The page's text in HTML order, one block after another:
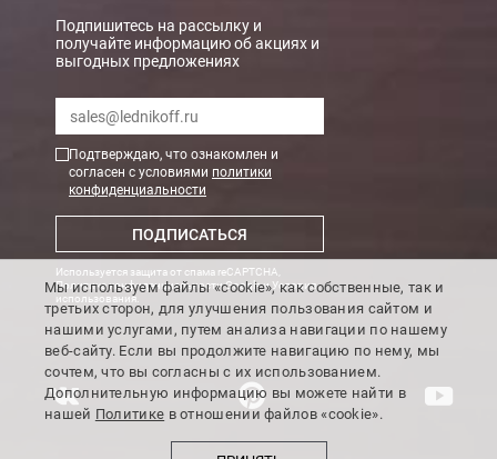
Подпишитесь на рассылку и
получайте информацию об акциях и
выгодных предложениях
Подтверждаю, что ознакомлен и
согласен с условиями политики
конфиденциальности
ПОДПИСАТЬСЯ
Используется защита от спама reCAPTCHA,
Политика конфиденциальности GoogleиУсловия
использования
Мы используем файлы «cookie», как собственные, так и
третьих сторон, для улучшения пользования сайтом и
нашими услугами, путем анализа навигации по нашему
веб-сайту. Если вы продолжите навигацию по нему, мы
сочтем, что вы согласны с их использованием.
Дополнительную информацию вы можете найти в
нашей Политике в отношении файлов «cookie».